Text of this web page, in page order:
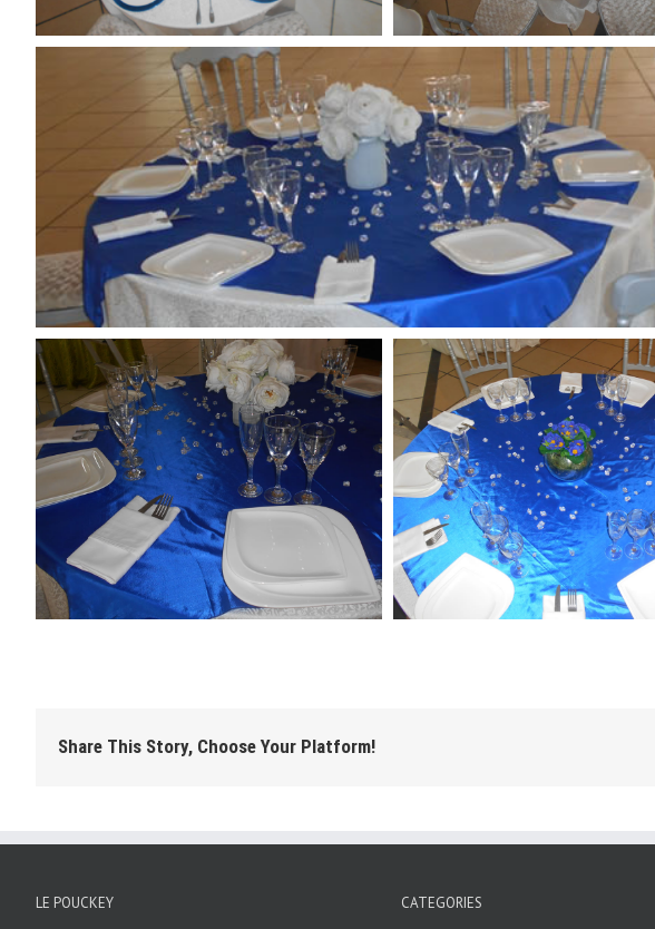
Share This Story, Choose Your Platform!
LE POUCKEY CATEGORIES